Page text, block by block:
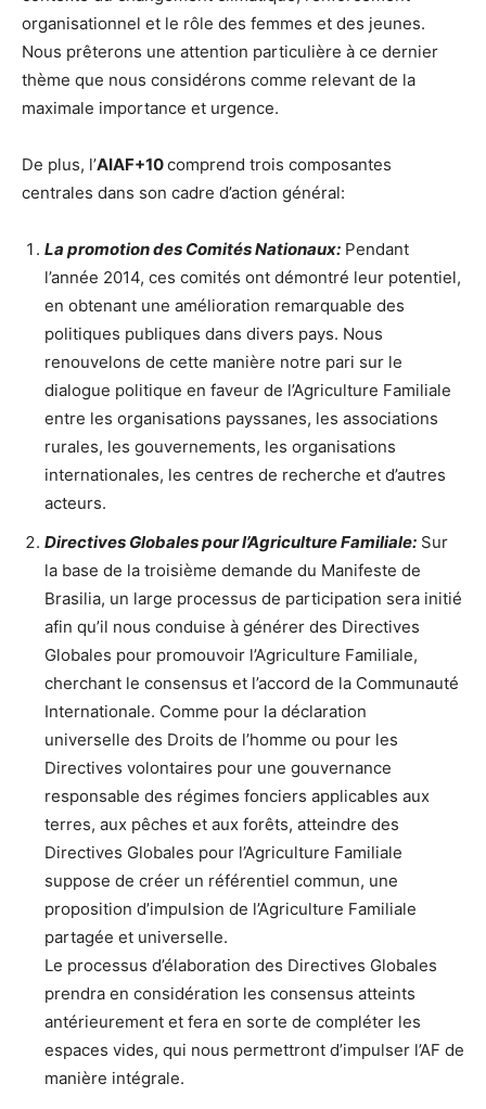
organisationnel et le rôle des femmes et des jeunes.
Nous prêterons une attention particulière à ce dernier
thème que nous considérons comme relevant de la
maximale importance et urgence.
De plus, l’AIAF+10comprend trois composantes
centrales dans son cadre d’action général:
La promotion des Comités Nationaux: Pendant
l’année 2014, ces comités ont démontré leur potentiel,
en obtenant une amélioration remarquable des
politiques publiques dans divers pays. Nous
renouvelons de cette manière notre pari sur le
dialogue politique en faveur de l’Agriculture Familiale
entre les organisations payssanes, les associations
rurales, les gouvernements, les organisations
internationales, les centres de recherche et d’autres
acteurs.
Directives Globales pour l’Agriculture Familiale: Sur
la base de la troisième demande du Manifeste de
Brasilia, un large processus de participation sera initié
afin qu’il nous conduise à générer des Directives
Globales pour promouvoir l’Agriculture Familiale,
cherchant le consensus et l’accord de la Communauté
Internationale. Comme pour la déclaration
universelle des Droits de l’homme ou pour les
Directives volontaires pour une gouvernance
responsable des régimes fonciers applicables aux
terres, aux pêches et aux forêts, atteindre des
Directives Globales pour l’Agriculture Familiale
suppose de créer un référentiel commun, une
proposition d’impulsion de l’Agriculture Familiale
partagée et universelle.
Le processus d’élaboration des Directives Globales
prendra en considération les consensus atteints
antérieurement et fera en sorte de compléter les
espaces vides, qui nous permettront d’impulser l’AF de
manière intégrale.